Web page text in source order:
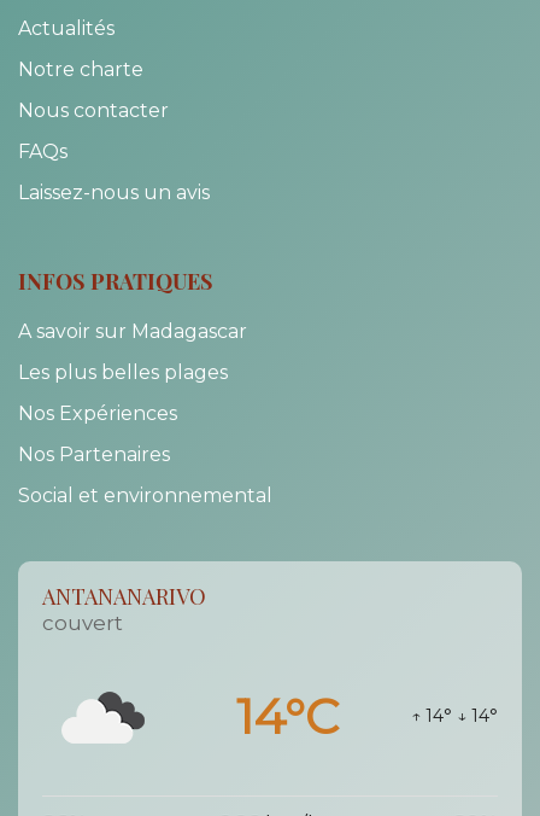
Actualités
Notre charte
Nous contacter
FAQs
Laissez-nous un avis
INFOS PRATIQUES
A savoir sur Madagascar
Les plus belles plages
Nos Expériences
Nos Partenaires
Social et environnemental
ANTANANARIVO
couvert
14°C ↑ 14° ↓ 14°